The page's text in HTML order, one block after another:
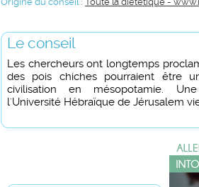
Le conseil
Les chercheurs ont longtemps
des pois chiches pourraient être
civilisation en mésopotamie.
l'Université Hébraïque de Jérusalem